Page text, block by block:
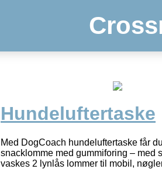
Hundeluftertaske
Med DogCoach hundeluftertaske får
snacklomme med gummiforing – med
vaskes 2 lynlås lommer til mobil,